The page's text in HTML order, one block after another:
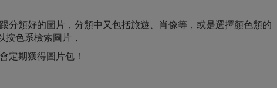
分類好的圖片，分類中又包括旅遊、肖像等，或是選擇顏色類的
色系檢索圖片，
定期獲得圖片包！